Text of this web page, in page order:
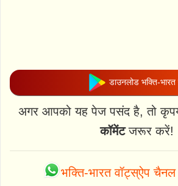
डाउनलोड भक्ति-भारत
अगर आपको यह पेज पसंद है, तो
कॉमेंटजरूर करें!
भक्ति-भारत वॉट्स्ऐप